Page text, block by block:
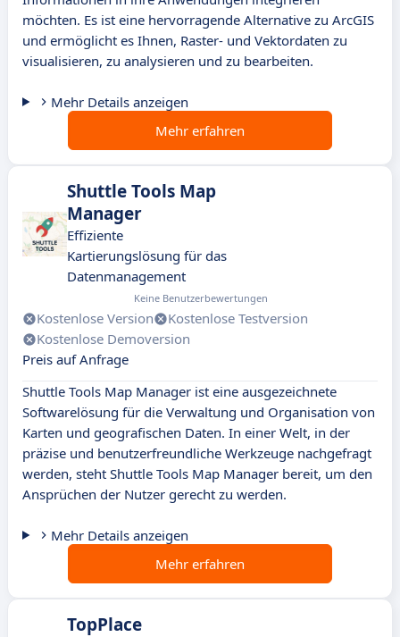
möchten. Es ist eine hervorragende Alternative zu ArcGIS
und ermöglicht es Ihnen, Raster- und Vektordaten zu
visualisieren, zu analysieren und zu bearbeiten.
Mehr Details anzeigen
Mehr erfahren
Shuttle Tools Map
Manager
Effiziente
Kartierungslösung für das
Datenmanagement
Keine Benutzerbewertungen
Kostenlose Version
Kostenlose Testversion
Kostenlose Demoversion
Preis auf Anfrage
Shuttle Tools Map Manager ist eine ausgezeichnete
Softwarelösung für die Verwaltung und Organisation von
Karten und geografischen Daten. In einer Welt, in der
präzise und benutzerfreundliche Werkzeuge nachgefragt
werden, steht Shuttle Tools Map Manager bereit, um den
Ansprüchen der Nutzer gerecht zu werden.
Mehr Details anzeigen
Mehr erfahren
TopPlace